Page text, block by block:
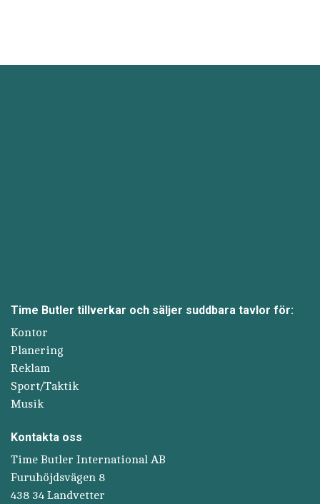
Time Butler tillverkar och säljer suddbara tavlor för:
Kontor
Planering
Reklam
Sport/Taktik
Musik
Kontakta oss
Time Butler International AB
Furuhöjdsvägen 8
438 34 Landvetter